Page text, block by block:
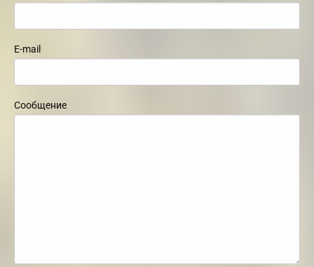
E-mail
Сообщение